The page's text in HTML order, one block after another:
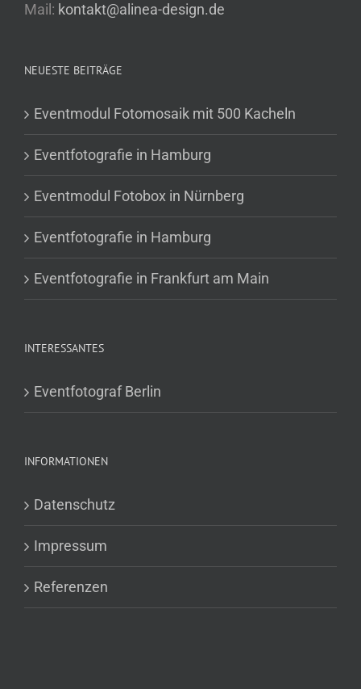
Mail: kontakt@alinea-design.de
NEUESTE BEITRÄGE
Eventmodul Fotomosaik mit 500 Kacheln
Eventfotografie in Hamburg
Eventmodul Fotobox in Nürnberg
Eventfotografie in Hamburg
Eventfotografie in Frankfurt am Main
INTERESSANTES
Eventfotograf Berlin
INFORMATIONEN
Datenschutz
Impressum
Referenzen